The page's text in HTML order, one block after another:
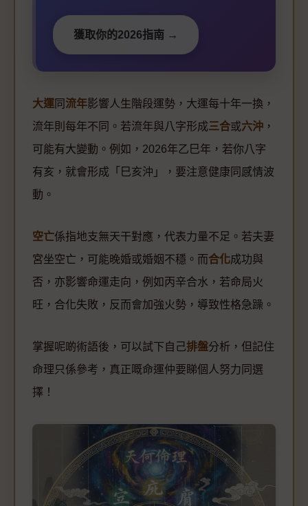
獲取你的2026指南 →
大運 同 流年影響人生階段運勢，大運每十年一換，
流年則每年不同。若流年與八字形成三合或六沖 ，
可能有大變動。例如，2026年乙巳年，若你八字
有亥，就會形成「巳亥沖」，要注意健康同感情波
動。
空亡係指地支無天干對應，代表力量不足。若夫妻
宮坐空亡，可能晚婚或婚姻不穩。而合化成功與
否，亦影響命運走向，例如丙辛合水，若命局火
旺，合化失敗，反而會加強火勢，導致性格急躁。
掌握呢啲術語後，可以試下自己排盤分析，但記住
命理只係參考，真正嘅命運仲要睇個人努力同選
擇！